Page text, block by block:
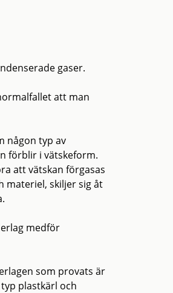
gaser.
att man
någon typ av
förblir i vätskeform.
att vätskan förgasas
materiel, skiljer sig åt
medför
som provats är
plastkärl och